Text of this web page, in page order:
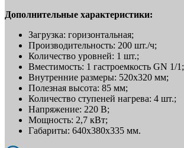
Дополнительные характеристики:
Загрузка: горизонтальная;
Производительность: 200 шт./ч;
Количество уровней: 1 шт.;
Вместимость: 1 гастроемкость GN 1/1;
Внутренние размеры: 520х320 мм;
Полезная высота: 85 мм;
Количество ступеней нагрева: 4 шт.;
Напряжение: 220 В;
Мощность: 2,7 кВт;
Габариты: 640х380х335 мм.